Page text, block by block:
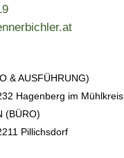
& AUSFÜHRUNG)
Hagenberg im Mühlkreis
(BÜRO)
Pillichsdorf